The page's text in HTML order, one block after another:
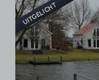
UITGELICHT